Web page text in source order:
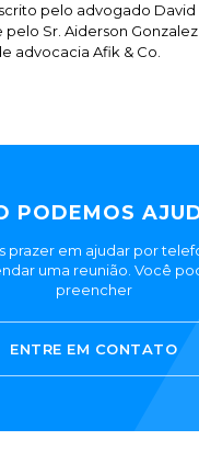
pelo advogado David
pelo Sr. Aiderson
advocacia Afik & Co.
PODEMOS
prazer em ajudar por
uma reunião. Você
preencher
ENTRE EM CONTATO